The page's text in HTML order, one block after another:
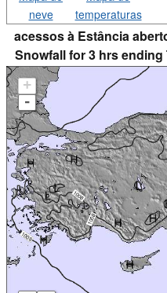
neve
temperaturas
acessos à Estância
Snowfall for 3 hrs
+
-